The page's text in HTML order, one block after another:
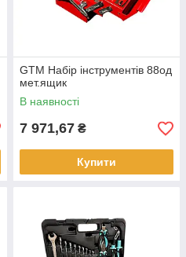
GTM Набір інструментів 88од
мет.ящик
В наявності
7 971,67 ₴
Купити